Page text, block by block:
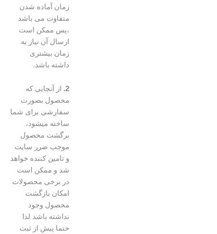
زمان آماده شدن
متفاوت می باشد
،پس ممکن است
ارسال آن نیاز به
زمان بیشتری
داشته باشد.
از آنجایی که
محصول بصورت
سفارشی برای شما
ساخته میشود،
برگشت محصول
موجب ضرر سایت
و تامین کننده خواهد
شد و ممکن است
در برخی محصولات
امکان بازگشت
محصول وجود
نداشته باشد لذا
حتما پیش از ثبت